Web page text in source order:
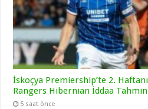
İskoçya Premiership’te 2.
Rangers Hibernian İddaa
5 saat önce